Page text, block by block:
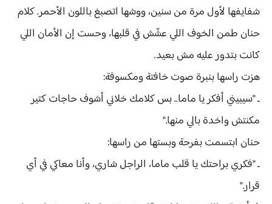
شفايفها لأول مرة من سنين، ووشها اتصبغ باللون الأحمر. كلام
حنان طمن الخوف اللي عشّش في قلبها، وحست إن الأمان اللي
كانت بتدور عليه مش بعيد.
هزت راسها بنبرة صوت خافتة ومكسوفة:
ـ "سيبيني أفكر يا ماما.. بس كلامك خلاني أشوف حاجات كتير
مكنتش واخدة بالي منها."
حنان ابتسمت بفرحة وبستها من راسها:
ـ "فكري براحتك يا قلب ماما، الراجل شاري، وأنا معاكي في أي
قرار."